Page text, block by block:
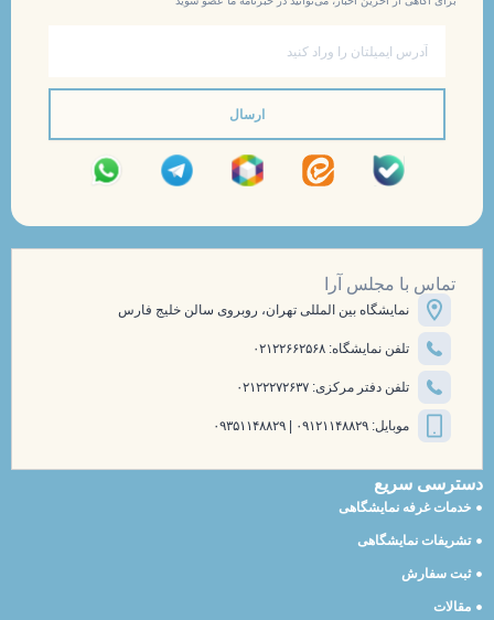
ارسال
تماس با مجلس آرا
نمایشگاه بین المللی تهران، روبروی سالن خلیج فارس
تلفن نمایشگاه: ۰۲۱۲۲۶۶۲۵۶۸
تلفن دفتر مرکزی: ۰۲۱۲۲۲۷۲۶۳۷
موبایل: ۰۹۱۲۱۱۴۸۸۲۹ | ۰۹۳۵۱۱۴۸۸۲۹
دسترسی سریع
خدمات غرفه نمایشگاهی
تشریفات نمایشگاهی
ثبت سفارش
مقالات